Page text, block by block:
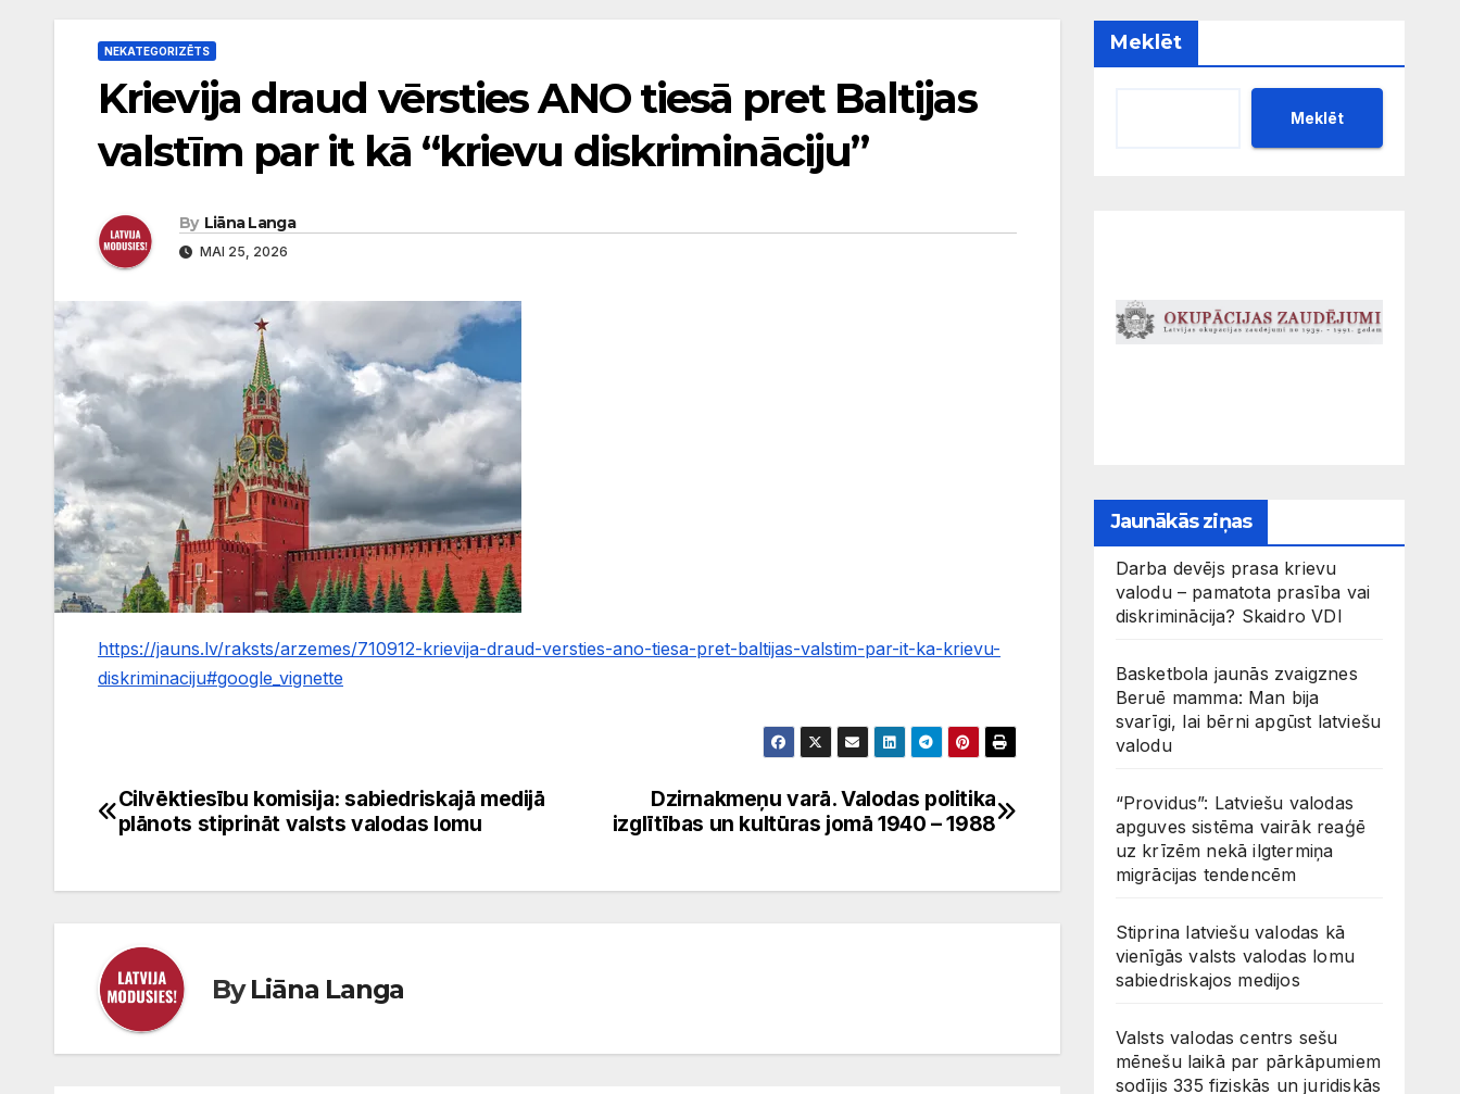
NEKATEGORIZĒTS
Krievija draud vērsties ANO tiesā pret Baltijas
valstīm par it kā “krievu diskrimināciju”
By Liāna Langa
MAI 25, 2026
https://jauns.lv/raksts/arzemes/710912-krievija-draud-versties-ano-tiesa-pret-baltijas-valstim-par-it-ka-krievu-
diskriminaciju#google_vignette
Ziņu
Dzirnakmeņu varā. Valodas politika
izglītības un kultūras jomā 1940 – 1988
Cilvēktiesību komisija: sabiedriskajā medijā
plānots stiprināt valsts valodas lomu
ByLiāna Langa
Meklēt
Meklēt
Jaunākās ziņas
Darba devējs prasa krievu
valodu – pamatota prasība vai
diskriminācija? Skaidro VDI
Basketbola jaunās zvaigznes
Beruē mamma: Man bija
svarīgi, lai bērni apgūst latviešu
valodu
“Providus”: Latviešu valodas
apguves sistēma vairāk reaģē
uz krīzēm nekā ilgtermiņa
migrācijas tendencēm
Stiprina latviešu valodas kā
vienīgās valsts valodas lomu
sabiedriskajos medijos
Valsts valodas centrs sešu
mēnešu laikā par pārkāpumiem
sodījis 335 fiziskās un juridiskās